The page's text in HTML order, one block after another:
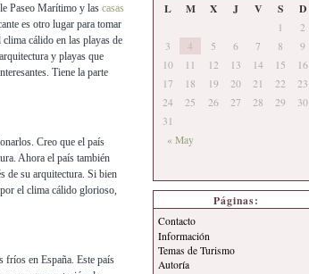
Paseo Marítimo y las casas
es otro lugar para tomar
cálido en las playas de
y playas que
Tiene la parte
Creo que el país
Ahora el país también
de su arquitectura. Si bien
el clima cálido glorioso,
fríos en España. Este país
L
M X J V S D
« May
1
2
3
4 5 6 7 8
9
10
11 12 13 14 15
16
17
18 19 20 21 22
23
24
25 26 27 28 29
30
31
Páginas:
Contacto
Información
Temas de Turismo
Autoría